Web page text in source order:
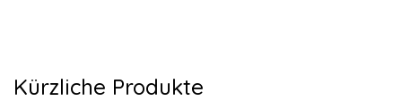
Kürzliche Produkte